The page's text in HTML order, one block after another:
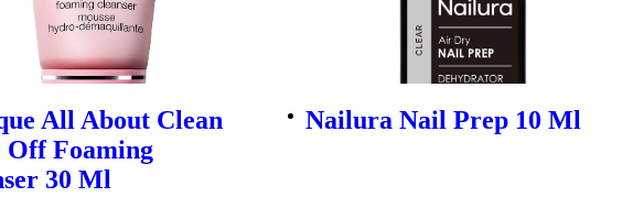
All About Clean
Off Foaming
30 Ml
Nailura Nail Prep 10 Ml